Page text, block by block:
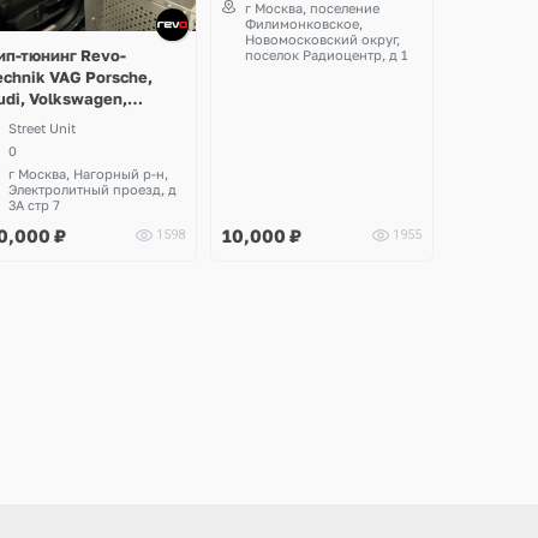
тюнинг Revo-
VAG Porsche,
Volkswagen,
Seat
Street Unit
0
г Москва, Нагорный р-н,
Электролитный проезд, д
3А стр 7
₽ 1598
г Москва, поселение
Филимонковское,
Новомосковский округ,
поселок Радиоцентр, д 1
10,000 ₽ 1955